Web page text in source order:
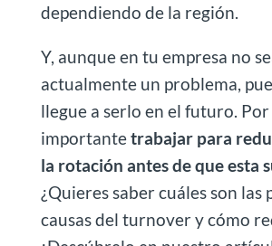
dependiendo de la región.
Y, aunque en tu empresa no
actualmente un problema,
llegue a serlo en el futuro. Por
importantetrabajar para
la rotación antes de que esta
¿Quieres saber cuáles son las
causas del turnover y cómo